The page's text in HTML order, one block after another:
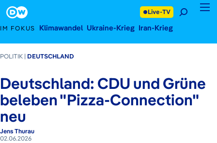
IM FOKUS Klimawandel Ukraine-Krieg Iran-Krieg
Live-TV
POLITIK DEUTSCHLAND
Deutschland: CDU und Grüne
beleben "Pizza-Connection"
neu
Jens Thurau
02.06.2026
Footer